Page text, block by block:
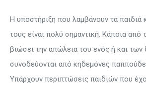
Η υποστήριξη που λαμβάνουν τα παιδιά
τους είναι πολύ σημαντική. Κάποια από
βιώσει την απώλεια του ενός ή και των
συνοδεύονται από κηδεμόνες
Υπάρχουν περιπτώσεις παιδιών που